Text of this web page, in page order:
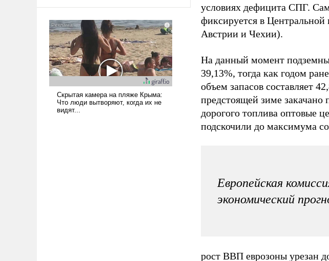
условиях дефицита СПГ.
фиксируется в
Австрии и Чехии).
На данный момент
39,13%, тогда как годом
объем запасов составляет
предстоящей зиме закачано
дорогого топлива оптовые
подскочили до максимума
Европейская
экономический
рост ВВП еврозоны урезан